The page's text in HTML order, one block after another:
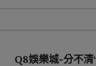
Q8娛樂城-分不清